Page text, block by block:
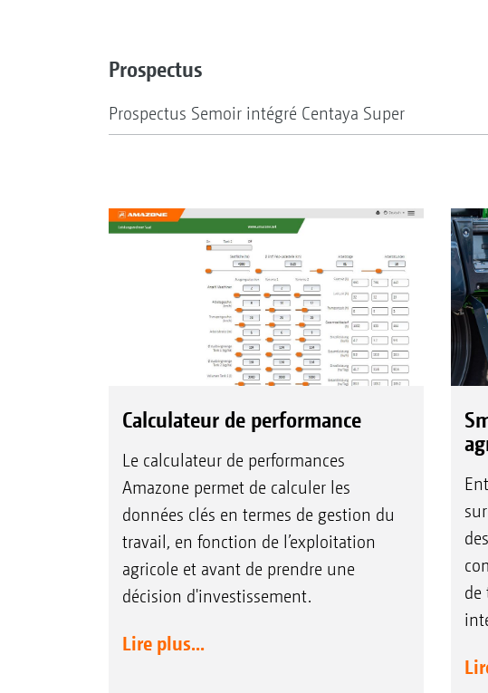
Prospectus
Prospectus Semoir intégré Centaya Super
Calculateur de performance
Le calculateur de performances
Amazone permet de calculer les
données clés en termes de gestion du
travail, en fonction de l’exploitation
agricole et avant de prendre une
décision d'investissement.
Lire plus...
de